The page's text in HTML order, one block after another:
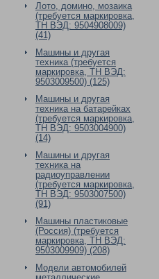
Лото, домино, мозаика
(требуется маркировка,
ТН ВЭД: 9504908009)
(41)
Машины и другая
техника (требуется
маркировка, ТН ВЭД:
9503009500) (125)
Машины и другая
техника на батарейках
(требуется маркировка,
ТН ВЭД: 9503004900)
(14)
Машины и другая
техника на
радиоуправлении
(требуется маркировка,
ТН ВЭД: 9503007500)
(91)
Машины пластиковые
(Россия) (требуется
маркировка, ТН ВЭД:
9503009909) (208)
Модели автомобилей